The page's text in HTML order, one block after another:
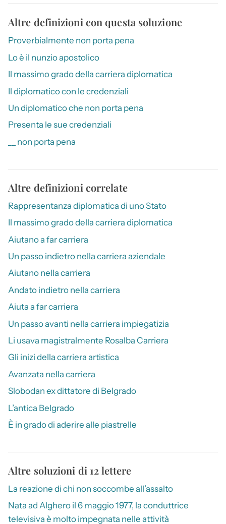
Altre definizioni con questa soluzione
Proverbialmente non porta pena
Lo è il nunzio apostolico
Il massimo grado della carriera diplomatica
Il diplomatico con le credenziali
Un diplomatico che non porta pena
Presenta le sue credenziali
__ non porta pena
Altre definizioni correlate
Rappresentanza diplomatica di uno Stato
Il massimo grado della carriera diplomatica
Aiutano a far carriera
Un passo indietro nella carriera aziendale
Aiutano nella carriera
Andato indietro nella carriera
Aiuta a far carriera
Un passo avanti nella carriera impiegatizia
Li usava magistralmente Rosalba Carriera
Gli inizi della carriera artistica
Avanzata nella carriera
Slobodan ex dittatore di Belgrado
L’antica Belgrado
È in grado di aderire alle piastrelle
Altre soluzioni di 12 lettere
La reazione di chi non soccombe all’assalto
Nata ad Alghero il 6 maggio 1977, la conduttrice
televisiva è molto impegnata nelle attività